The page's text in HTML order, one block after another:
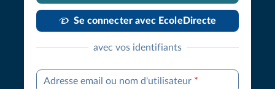
Se connecter avec EcoleDirecte
avec vos identifiants
Adresse email ou nom d'utilisateur *